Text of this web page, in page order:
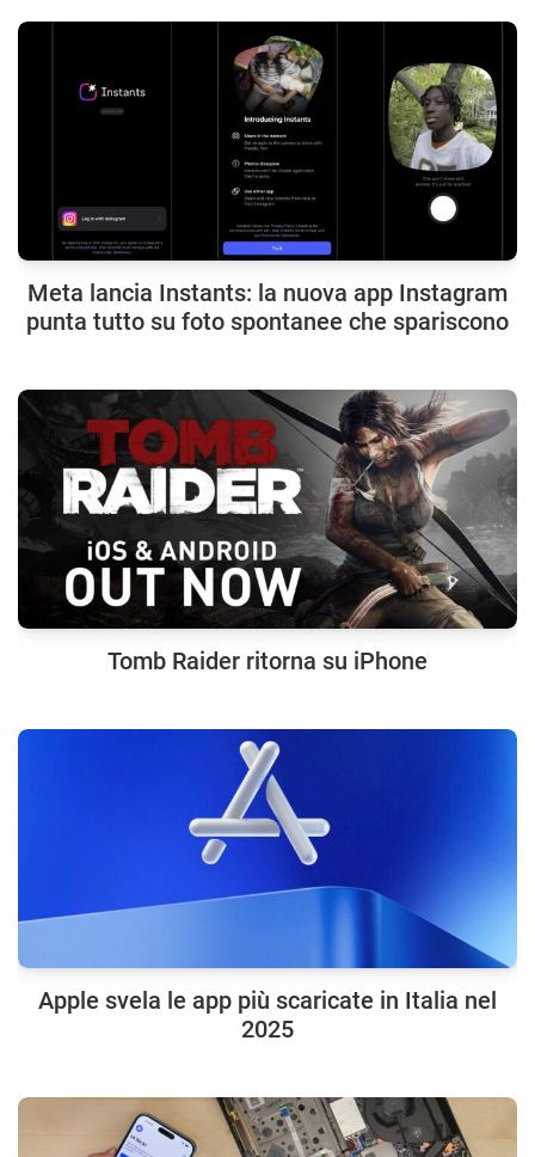
Meta lancia Instants: la nuova app Instagram
punta tutto su foto spontanee che spariscono
Tomb Raider ritorna su iPhone
Apple svela le app più scaricate in Italia nel
2025